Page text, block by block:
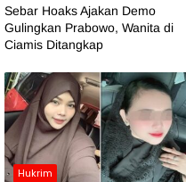
Sebar Hoaks Ajakan Demo
Gulingkan Prabowo, Wanita di
Ciamis Ditangkap
Hukrim